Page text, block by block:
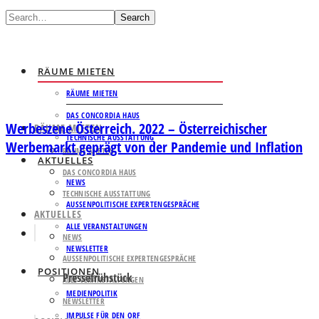
Search
RÄUME MIETEN
RÄUME MIETEN
DAS CONCORDIA HAUS
TECHNISCHE AUSSTATTUNG
AKTUELLES
NEWS
AUSSENPOLITISCHE EXPERTENGESPRÄCHE
ALLE VERANSTALTUNGEN
NEWSLETTER
POSITIONEN
MEDIENPOLITIK
IMPULSE FÜR DEN ORF
RÄUME MIETEN
RÄUME MIETEN
DAS CONCORDIA HAUS
TECHNISCHE AUSSTATTUNG
AKTUELLES
NEWS
AUSSENPOLITISCHE EXPERTENGESPRÄCHE
ALLE VERANSTALTUNGEN
NEWSLETTER
Werbeszene Österreich. 2022 – Österreichischer
Werbemarkt geprägt von der Pandemie und Inflation
Pressefrühstück